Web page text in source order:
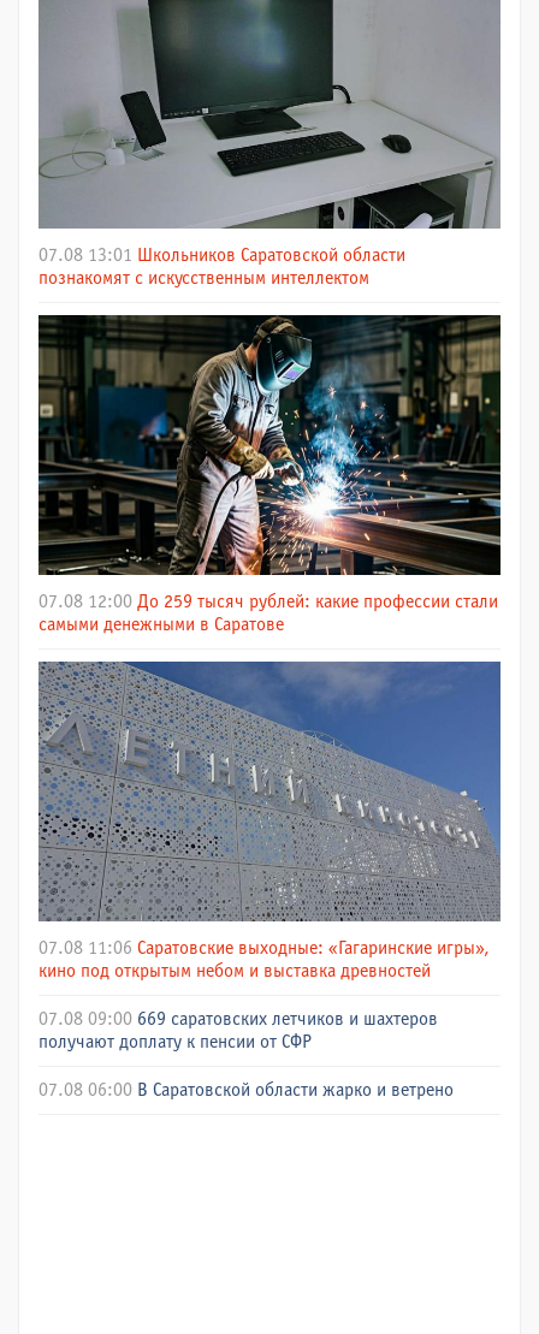
07.08 13:01
Школьников Саратовской области
познакомят с искусственным интеллектом
07.08 12:00 До 259 тысяч рублей: какие профессии стали
самыми денежными в Саратове
07.08 11:06 Саратовские выходные: «Гагаринские игры»,
кино под открытым небом и выставка древностей
07.08 09:00 669 саратовских летчиков и шахтеров
получают доплату к пенсии от СФР
07.08 06:00 В Саратовской области жарко и ветрено